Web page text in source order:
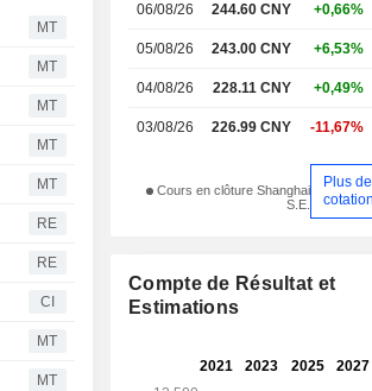
MT
MT
MT
MT
MT
RE
RE
CI
MT
MT
et des services de maintenance.
marché national.
06/08/26 244.60 CNY +0,66%
05/08/26 243.00 CNY +6,53%
04/08/26 228.11 CNY +0,49%
03/08/26 226.99 CNY -11,67%
Cours en clôture Shanghai
S.E.
Plus de
Compte de Résultat et
Estimations